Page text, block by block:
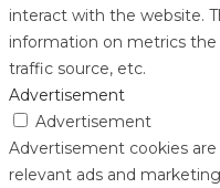
interact with the website.
information on metrics
traffic source, etc.
Advertisement
Advertisement
Advertisement cookies
relevant ads and